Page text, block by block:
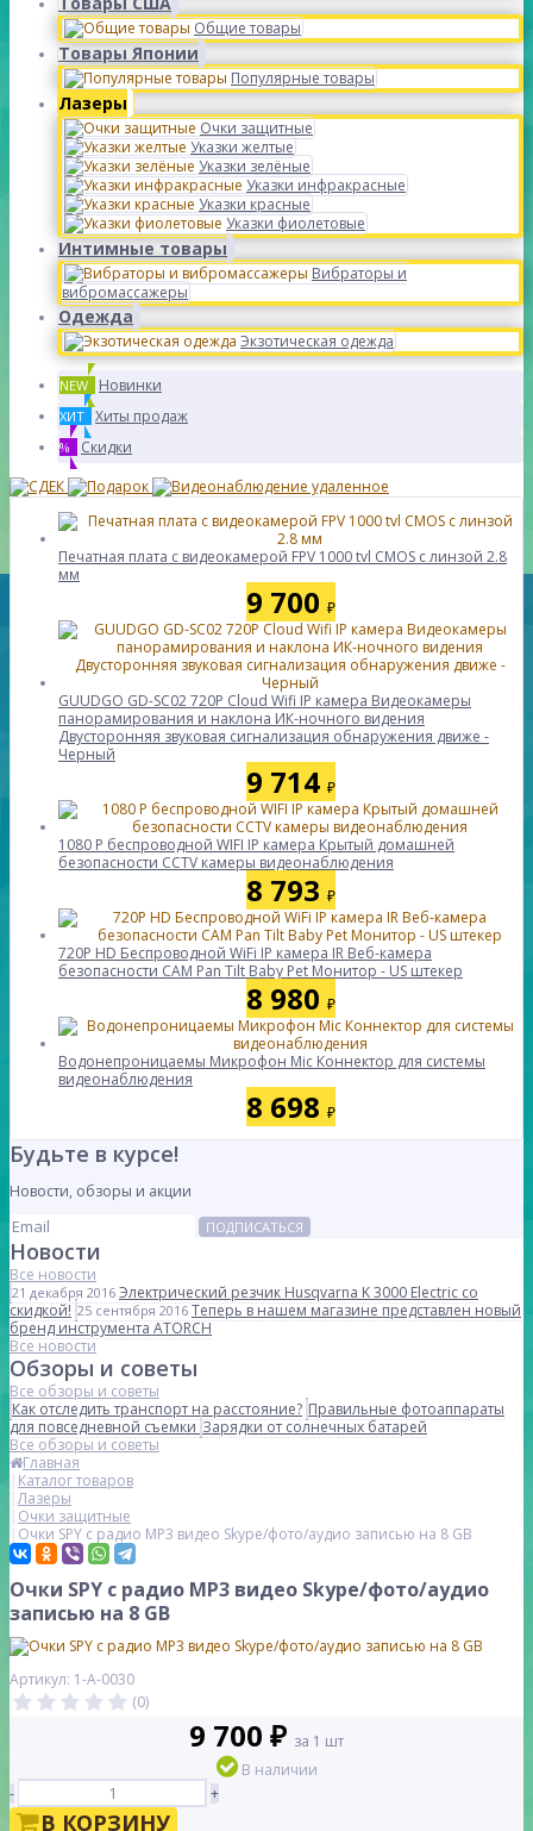
Общие товары
Товары Японии
Популярные товары
Лазеры
Очки защитные
Указки желтые
Указки зелёные
Указки инфракрасные
Указки красные
Указки фиолетовые
Интимные товары
Вибраторы и
вибромассажеры
Одежда
Экзотическая одежда
NEW Новинки
ХИТ Хиты продаж
% Скидки
Печатная плата с видеокамерой FPV 1000 tvl CMOS с линзой 2.8
мм
9 700 ₽
GUUDGO GD-SC02 720P Cloud Wifi IP камера Видеокамеры
панорамирования и наклона ИК-ночного видения
Двусторонняя звуковая сигнализация обнаружения движе -
Черный
9 714 ₽
1080 P беспроводной WIFI IP камера Крытый домашней
безопасности CCTV камеры видеонаблюдения
8 793 ₽
720P HD Беспроводной WiFi IP камера IR Веб-камера
безопасности CAM Pan Tilt Baby Pet Монитор - US штекер
8 980 ₽
Водонепроницаемы Микрофон Mic Коннектор для системы
видеонаблюдения
8 698 ₽
Будьте в курсе!
Новости, обзоры и акции
ПОДПИСАТЬСЯ
Новости
Все новости
21 декабря 2016 Электрический резчик Husqvarna K 3000 Electric со
скидкой! 25 сентября 2016 Теперь в нашем магазине представлен новый
бренд инструмента ATORCH
Все новости
Обзоры и советы
Все обзоры и советы
Как отследить транспорт на расстояние? Правильные фотоаппараты
для повседневной съемкиЗарядки от солнечных батарей
Все обзоры и советы
Главная
Каталог товаров
Лазеры
Очки защитные
Очки SPY с радио МР3 видео Skype/фото/аудио записью на 8 GB
Очки SPY с радио МР3 видео Skype/фото/аудио
записью на 8 GB
Артикул: 1-А-0030
(0)
9 700 ₽ за 1 шт
В наличии
-
+
В КОРЗИНУ